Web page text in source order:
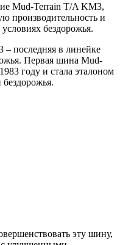
Mud-Terrain T/A KM3,
производительность и
бездорожья.
последняя в линейке
Первая шина Mud-
году и стала эталоном
эту шину,